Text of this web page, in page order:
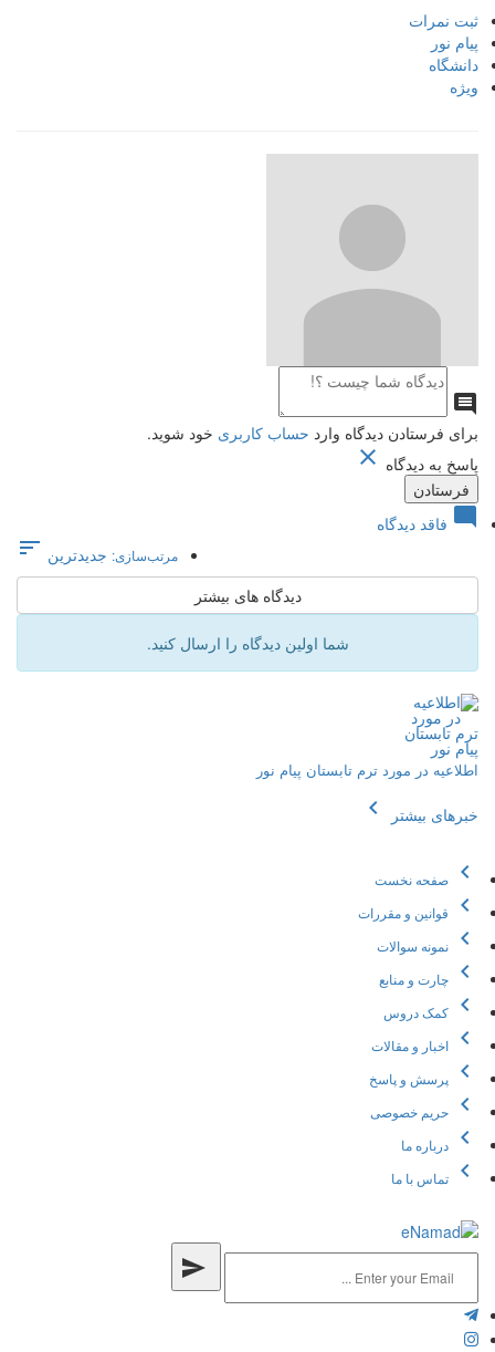
ثبت نمرات
پیام نور
دانشگاه
ویژه

برای فرستادن دیدگاه وارد حساب کاربری خود شوید.
پاسخ به دیدگاه 
 فاقد دیدگاه
مرتب‌سازی: جدیدترین 
دیدگاه های بیشتر
شما اولین دیدگاه را ارسال کنید.
اطلاعیه در مورد ترم تابستان پیام نور
خبرهای بیشتر chevron_left
chevron_left صفحه نخست
chevron_left قوانین و مقررات
chevron_left نمونه سوالات
chevron_left چارت و منابع
chevron_left کمک دروس
chevron_left اخبار و مقالات
chevron_left پرسش و پاسخ
chevron_left حریم خصوصی
chevron_left درباره ما
chevron_left تماس با ما
send